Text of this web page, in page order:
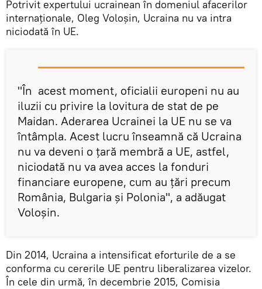
Potrivit expertului ucrainean în domeniul afacerilor
internaționale, Oleg Voloșin, Ucraina nu va intra
niciodată în UE.
"În acest moment, oficialii europeni nu au
iluzii cu privire la lovitura de stat de pe
Maidan. Aderarea Ucrainei la UE nu se va
întâmpla. Acest lucru înseamnă că Ucraina
nu va deveni o țară membră a UE, astfel,
niciodată nu va avea acces la fonduri
financiare europene, cum au țări precum
România, Bulgaria și Polonia", a adăugat
Voloșin.
Din 2014, Ucraina a intensificat eforturile de a se
conforma cu cererile UE pentru liberalizarea vizelor.
În cele din urmă, în decembrie 2015, Comisia